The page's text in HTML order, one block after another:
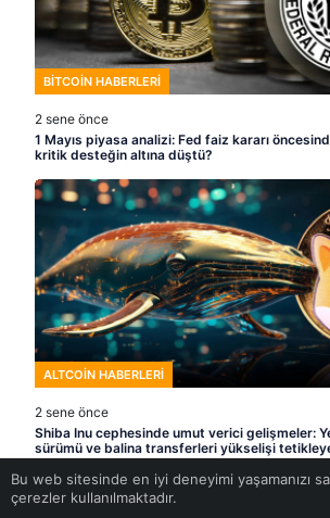
BITCOIN HABERLERI
2 sene önce
1 Mayıs piyasa analizi: Fed faiz kararı
kritik desteğin altına düştü?
ALTCOIN HABERLERI
2 sene önce
Shiba Inu cephesinde umut verici gelişmeler:
sürümü ve balina transferleri yükselişi
Bu web sitesinde en iyi deneyimi yaşamanızı
çerezler kullanılmaktadır.